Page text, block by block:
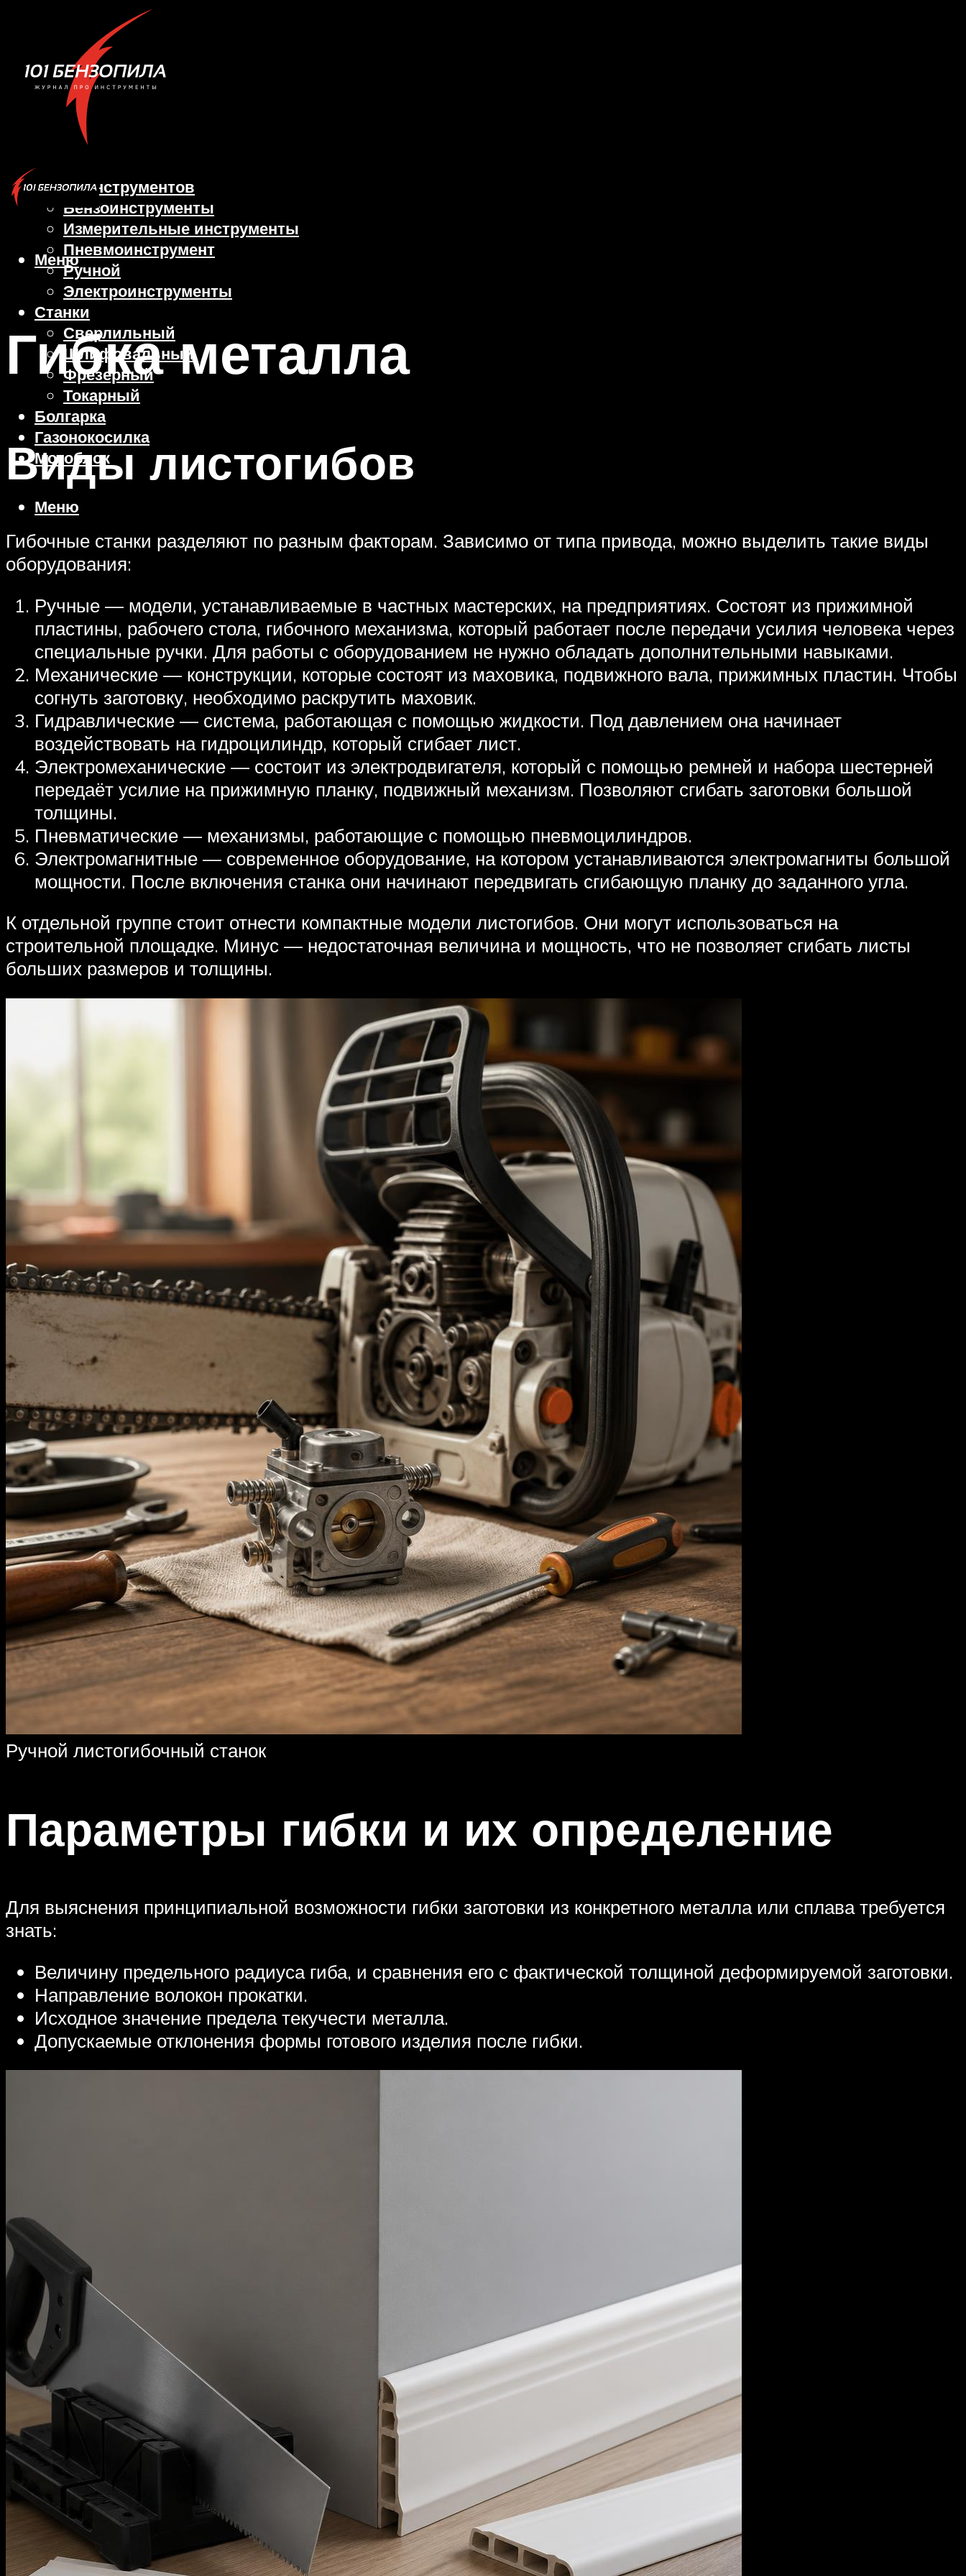
Виды инструментов
Бензоинструменты
Измерительные инструменты
Пневмоинструмент
Ручной
Электроинструменты
Станки
Сверлильный
Шлифовальный
Фрезерный
Токарный
Болгарка
Газонокосилка
Мотоблок
Меню
Меню
Гибка металла
Виды листогибов
Гибочные станки разделяют по разным факторам. Зависимо от типа привода, можно выделить такие виды
оборудования:
Ручные — модели, устанавливаемые в частных мастерских, на предприятиях. Состоят из прижимной
пластины, рабочего стола, гибочного механизма, который работает после передачи усилия человека через
специальные ручки. Для работы с оборудованием не нужно обладать дополнительными навыками.
Механические — конструкции, которые состоят из маховика, подвижного вала, прижимных пластин. Чтобы
согнуть заготовку, необходимо раскрутить маховик.
Гидравлические — система, работающая с помощью жидкости. Под давлением она начинает
воздействовать на гидроцилиндр, который сгибает лист.
Электромеханические — состоит из электродвигателя, который с помощью ремней и набора шестерней
передаёт усилие на прижимную планку, подвижный механизм. Позволяют сгибать заготовки большой
толщины.
Пневматические — механизмы, работающие с помощью пневмоцилиндров.
Электромагнитные — современное оборудование, на котором устанавливаются электромагниты большой
мощности. После включения станка они начинают передвигать сгибающую планку до заданного угла.
К отдельной группе стоит отнести компактные модели листогибов. Они могут использоваться на
строительной площадке. Минус — недостаточная величина и мощность, что не позволяет сгибать листы
больших размеров и толщины.
Ручной листогибочный станок
Параметры гибки и их определение
Для выяснения принципиальной возможности гибки заготовки из конкретного металла или сплава требуется
знать:
Величину предельного радиуса гиба, и сравнения его с фактической толщиной деформируемой заготовки.
Направление волокон прокатки.
Исходное значение предела текучести металла.
Допускаемые отклонения формы готового изделия после гибки.